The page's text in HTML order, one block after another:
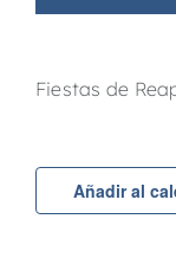
Fiestas de
Añadir al